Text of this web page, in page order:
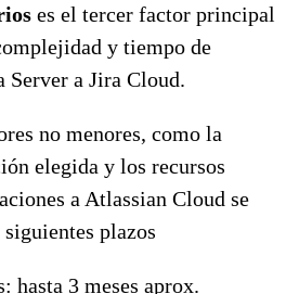
es el tercer factor principal
y tiempo de
Server a Jira Cloud.
no menores, como la
elegida y los recursos
a Atlassian Cloud se
plazos
hasta 3 meses aprox.